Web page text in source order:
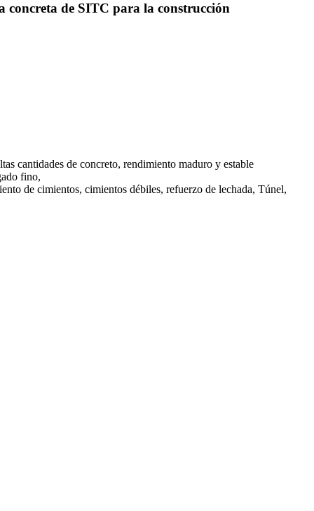
concreta de SITC para la construcción
cantidades de concreto, rendimiento maduro y estable
fino,
de cimientos, cimientos débiles, refuerzo de lechada, Túnel,